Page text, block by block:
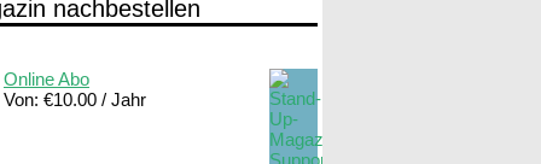
nachbestellen
Online Abo
Von: €10.00 / Jahr